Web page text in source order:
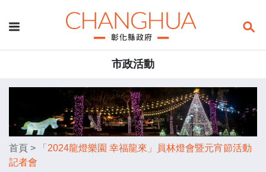
市政活動
首頁 >
「2024龍燈樂園 幸福龍來」員林燈會暨元宵節活動
記者會